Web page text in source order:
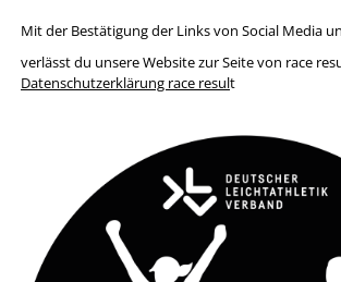
Mit der Bestätigung der Links von Social Media
verlässt du unsere Website zur Seite von race
Datenschutzerklärung race result